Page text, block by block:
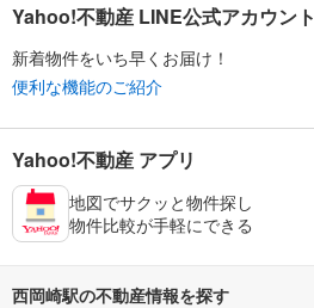
Yahoo!不動産 LINE公式アカウント
新着物件をいち早くお届け！
便利な機能のご紹介
Yahoo!不動産 アプリ
地図でサクッと物件探し
物件比較が手軽にできる
西岡崎駅の不動産情報を探す